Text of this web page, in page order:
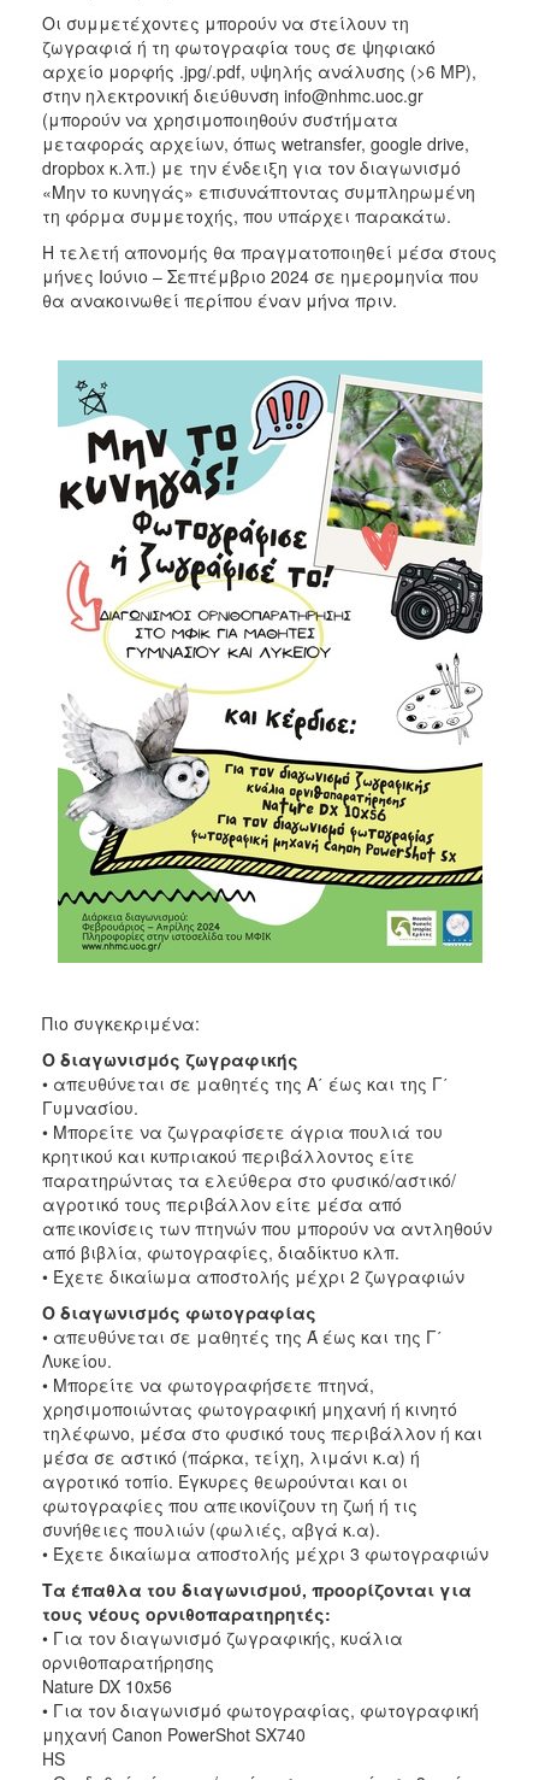
ΑΝΘΕΚΤΙΚΗ
ΠΟΛΗ
Οι συμμετέχοντες μπορούν να στείλουν τη
ζωγραφιά ή τη φωτογραφία τους σε ψηφιακό
αρχείο μορφής .jpg/.pdf, υψηλής ανάλυσης (>6 MP),
στην ηλεκτρονική διεύθυνση info@nhmc.uoc.gr
(μπορούν να χρησιμοποιηθούν συστήματα
μεταφοράς αρχείων, όπως wetransfer, google drive,
dropbox κ.λπ.) με την ένδειξη για τον διαγωνισμό
«Μην το κυνηγάς» επισυνάπτοντας συμπληρωμένη
τη φόρμα συμμετοχής, που υπάρχει παρακάτω.
Η τελετή απονομής θα πραγματοποιηθεί μέσα στους
μήνες Ιούνιο – Σεπτέμβριο 2024 σε ημερομηνία που
θα ανακοινωθεί περίπου έναν μήνα πριν.
Πιο συγκεκριμένα:
Ο διαγωνισμός ζωγραφικής
• απευθύνεται σε μαθητές της Α΄ έως και της Γ΄
Γυμνασίου.
• Μπορείτε να ζωγραφίσετε άγρια πουλιά του
κρητικού και κυπριακού περιβάλλοντος είτε
παρατηρώντας τα ελεύθερα στο φυσικό/αστικό/
αγροτικό τους περιβάλλον είτε μέσα από
απεικονίσεις των πτηνών που μπορούν να αντληθούν
από βιβλία, φωτογραφίες, διαδίκτυο κλπ.
• Έχετε δικαίωμα αποστολής μέχρι 2 ζωγραφιών
Ο διαγωνισμός φωτογραφίας
• απευθύνεται σε μαθητές της Ά έως και της Γ΄
Λυκείου.
• Μπορείτε να φωτογραφήσετε πτηνά,
χρησιμοποιώντας φωτογραφική μηχανή ή κινητό
τηλέφωνο, μέσα στο φυσικό τους περιβάλλον ή και
μέσα σε αστικό (πάρκα, τείχη, λιμάνι κ.α) ή
αγροτικό τοπίο. Έγκυρες θεωρούνται και οι
φωτογραφίες που απεικονίζουν τη ζωή ή τις
συνήθειες πουλιών (φωλιές, αβγά κ.α).
• Έχετε δικαίωμα αποστολής μέχρι 3 φωτογραφιών
Τα έπαθλα του διαγωνισμού, προορίζονται για
τους νέους ορνιθοπαρατηρητές:
• Για τον διαγωνισμό ζωγραφικής, κυάλια
ορνιθοπαρατήρησης
Nature DX 10x56
• Για τον διαγωνισμό φωτογραφίας, φωτογραφική
μηχανή Canon PowerShot SX740
HS